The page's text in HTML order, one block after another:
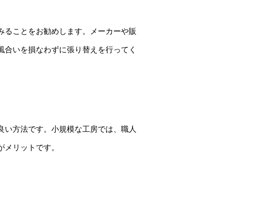
ることをお勧めします。メーカーや販
いを損なわずに張り替えを行ってく
方法です。小規模な工房では、職人
リットです。